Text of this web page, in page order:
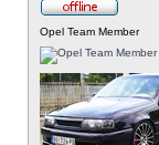
Opel Team Member